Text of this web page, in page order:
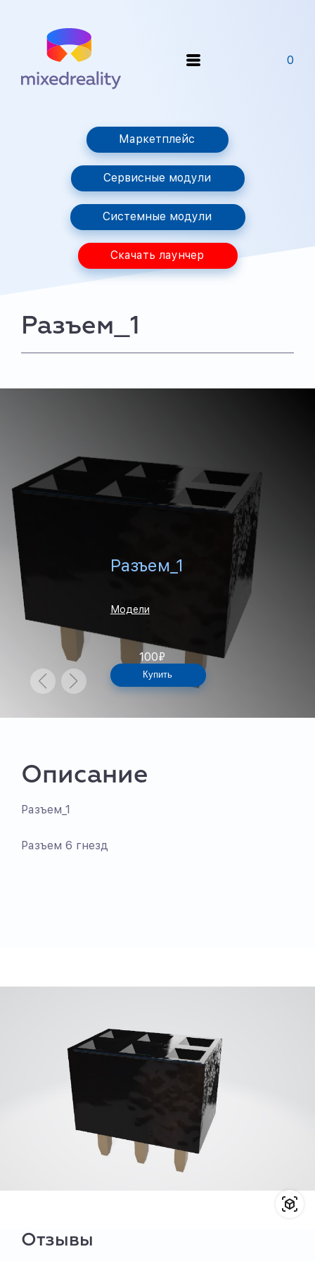
0
Маркетплейс
Сервисные модули
Системные модули
Скачать лаунчер
Разъем_1
Разъем_1
Модели
100₽
Купить
Описание
Разъем_1
Разъем 6 гнезд
Отзывы